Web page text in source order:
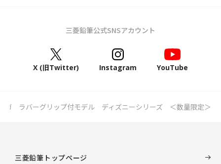
三菱鉛筆公式SNSアカウント
X (旧Twitter) Instagram YouTube
ガ ラバーグリップ付モデル ディズニーシリーズ ＜数量限定＞
三菱鉛筆トップページ